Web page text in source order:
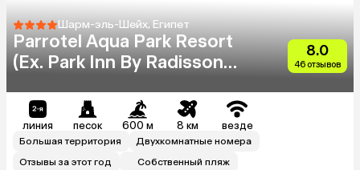
Шарм-эль-Шейх, Египет
Parrotel Aqua Park Resort
(Ex. Park Inn By Radisson
8.0
46 отзывов
линия песок 600 м 8 км везде
Большая территория
Двухкомнатные номера
Отзывы за этот год
Собственный пляж